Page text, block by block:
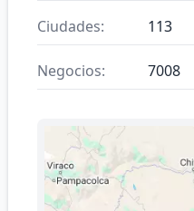
Ciudades: 113
Negocios: 7008